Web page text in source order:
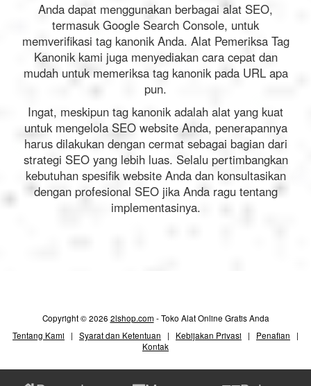
Anda dapat menggunakan berbagai alat SEO,
termasuk Google Search Console, untuk
memverifikasi tag kanonik Anda. Alat Pemeriksa Tag
Kanonik kami juga menyediakan cara cepat dan
mudah untuk memeriksa tag kanonik pada URL apa
pun.
Ingat, meskipun tag kanonik adalah alat yang kuat
untuk mengelola SEO website Anda, penerapannya
harus dilakukan dengan cermat sebagai bagian dari
strategi SEO yang lebih luas. Selalu pertimbangkan
kebutuhan spesifik website Anda dan konsultasikan
dengan profesional SEO jika Anda ragu tentang
implementasinya.
Copyright © 2026 2lshop.com - Toko Alat Online Gratis Anda
Tentang Kami | Syarat dan Ketentuan | Kebijakan Privasi | Penafian |
Kontak